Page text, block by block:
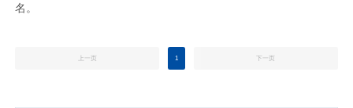
名。
上一页 1 下一页